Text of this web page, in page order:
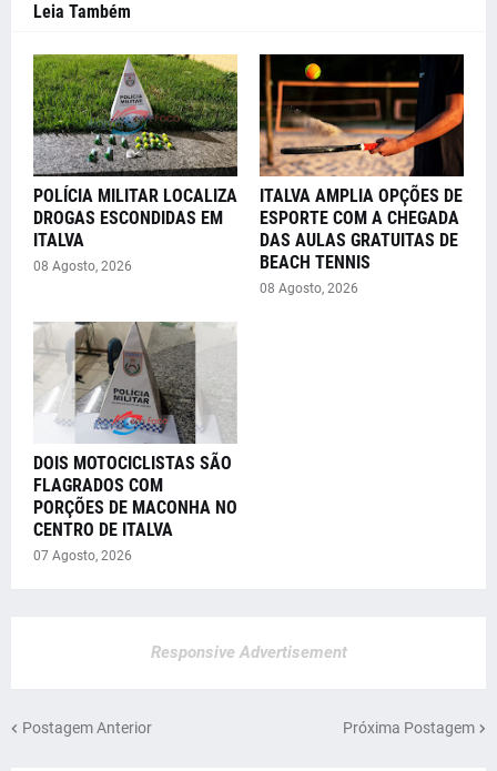
Leia Também
POLÍCIA MILITAR LOCALIZA
DROGAS ESCONDIDAS EM
ITALVA
08 Agosto, 2026
ITALVA AMPLIA OPÇÕES DE
ESPORTE COM A CHEGADA
DAS AULAS GRATUITAS DE
BEACH TENNIS
08 Agosto, 2026
DOIS MOTOCICLISTAS SÃO
FLAGRADOS COM
PORÇÕES DE MACONHA NO
CENTRO DE ITALVA
07 Agosto, 2026
Responsive Advertisement
Postagem Anterior Próxima Postagem